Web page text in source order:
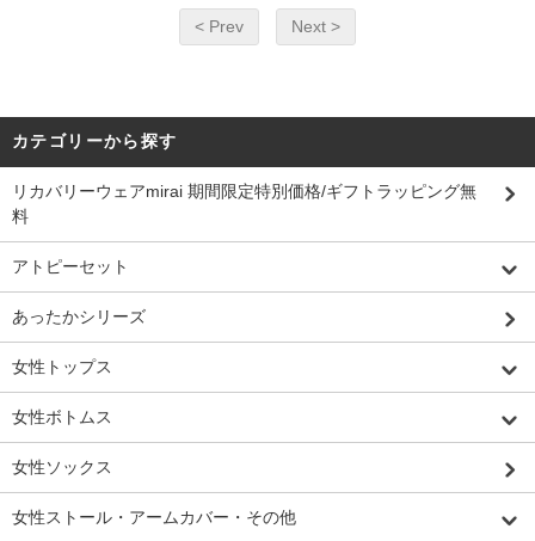
< Prev Next >
カテゴリーから探す
リカバリーウェアmirai 期間限定特別価格/ギフトラッピング無
料
アトピーセット
あったかシリーズ
女性トップス
女性ボトムス
女性ソックス
女性ストール・アームカバー・その他